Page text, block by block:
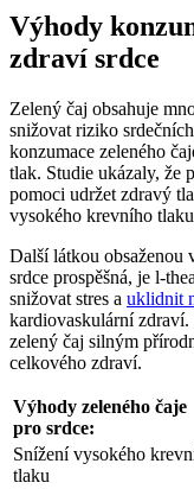
Výhody
zdraví srdce
Zelený čaj obsahuje
snižovat riziko
konzumace zeleného
tlak. Studie ukázaly, že
pomoci udržet zdravý
vysokého krevního
Další látkou obsaženou
srdce prospěšná, je l-
snižovat stres a uklidnit
kardiovaskulární
zelený čaj silným
celkového zdraví.
Výhody zeleného čaje
pro srdce:
Snížení vysokého
tlaku